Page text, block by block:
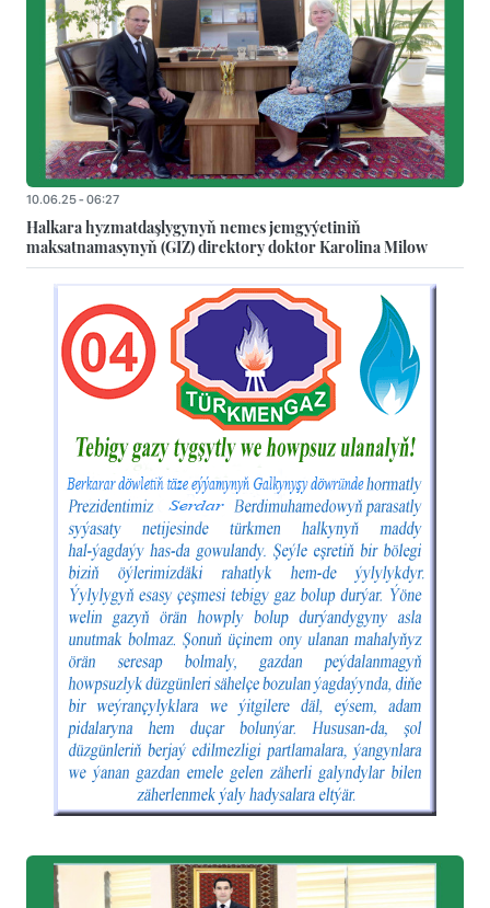
10.06.25 - 06:27
Halkara hyzmatdaşlygynyň nemes jemgyýetiniň
maksatnamasynyň (GIZ) direktory doktor Karolina Milow